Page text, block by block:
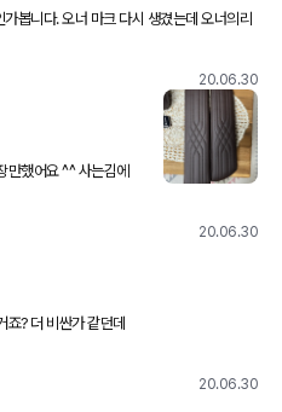
겼는데 오너의리
20.06.30
요 ^^ 사는김에
다. 두 악세서리 모두
20.06.30
? 더 비싼가 같던데
20.06.30